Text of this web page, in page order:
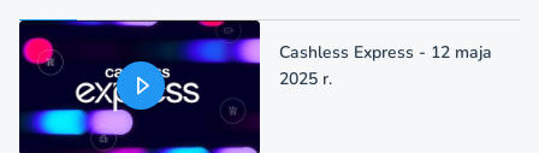
Cashless Express - 12 maja
2025 r.